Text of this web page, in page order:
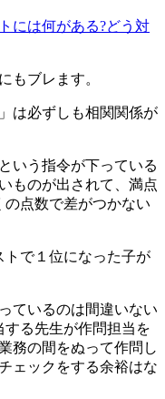
には何がある?どう対
もブレます。
は必ずしも相関関係が
いう指令が下っている
ものが出されて、満点
の点数で差がつかない
トで１位になった子が
ているのは間違いない
る先生が作問担当を
務の間をぬって作問し
ェックをする余裕はな